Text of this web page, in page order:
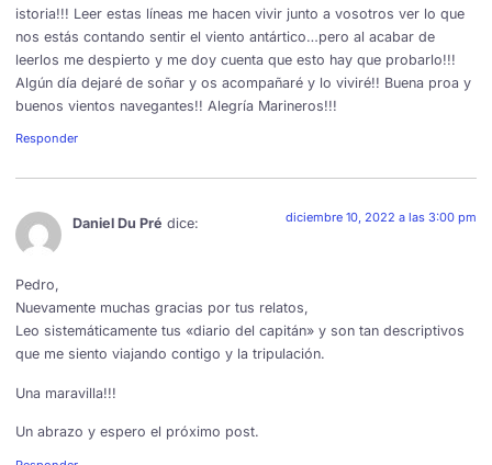
istoria!!! Leer estas líneas me hacen vivir junto a vosotros ver lo que
nos estás contando sentir el viento antártico…pero al acabar de
leerlos me despierto y me doy cuenta que esto hay que probarlo!!!
Algún día dejaré de soñar y os acompañaré y lo viviré!! Buena proa y
buenos vientos navegantes!! Alegría Marineros!!!
Responder
Daniel Du Pré dice: diciembre 10, 2022 a las 3:00 pm
Pedro,
Nuevamente muchas gracias por tus relatos,
Leo sistemáticamente tus «diario del capitán» y son tan descriptivos
que me siento viajando contigo y la tripulación.
Una maravilla!!!
Un abrazo y espero el próximo post.